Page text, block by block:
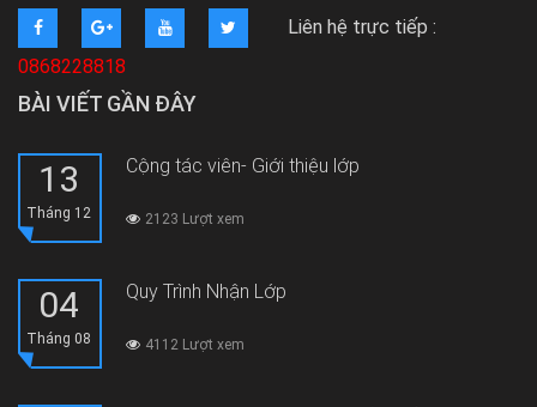
Liên hệ trực tiếp :
0868228818
BÀI VIẾT GẦN ĐÂY
13
Tháng 12
Cộng tác viên- Giới thiệu lớp
2123 Lượt xem
04
Tháng 08
Quy Trình Nhận Lớp
4112 Lượt xem